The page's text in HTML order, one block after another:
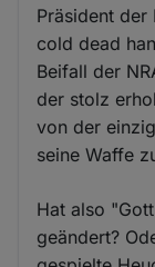
Präsident der
cold dead
Beifall der
der stolz
von der
seine Waffe
Hat also
geändert?